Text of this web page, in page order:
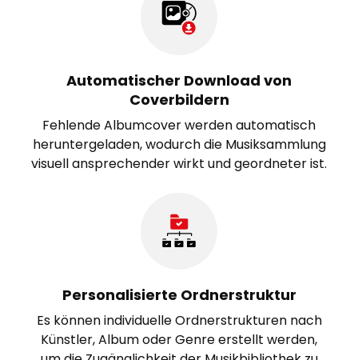
Automatischer Download von
Coverbildern
Fehlende Albumcover werden automatisch
heruntergeladen, wodurch die Musiksammlung
visuell ansprechender wirkt und geordneter ist.
Personalisierte Ordnerstruktur
Es können individuelle Ordnerstrukturen nach
Künstler, Album oder Genre erstellt werden,